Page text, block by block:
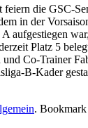
die GSC-
in der
aufgestiegen
Platz 5
und Co-Trainer
B-Kader
. Bookmark